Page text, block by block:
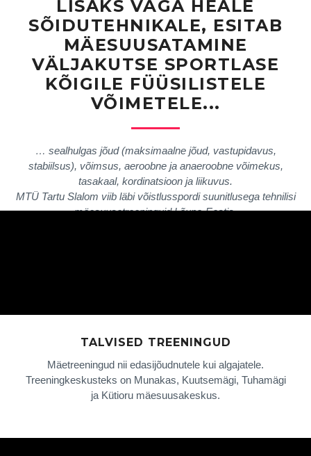
LISAKS VÄGA HEALE
SÕIDUTEHNIKALE, ESITAB
MÄESUUSATAMINE
VÄLJAKUTSE SPORTLASE
KÕIGILE FÜÜSILISTELE
VÕIMETELE...
… sealhulgas jõud (maksimaalne jõud, vastupidavus,
stabiilsus), võimsus, aeroobne ja anaeroobne võimekus,
tasakaal, kordinatsioon ja liikuvus.
MTÜ Tartu Slalom viib läbi võistlusspordi suunitlusega tehnilisi
mäesuusatreeninguid Lõuna-Eestis.
TALVISED TREENINGUD
Mäetreeningud nii edasijõudnutele kui algajatele.
Treeningkeskusteks on Munakas, Kuutsemägi, Tuhamägi
ja Kütioru mäesuusakeskus.